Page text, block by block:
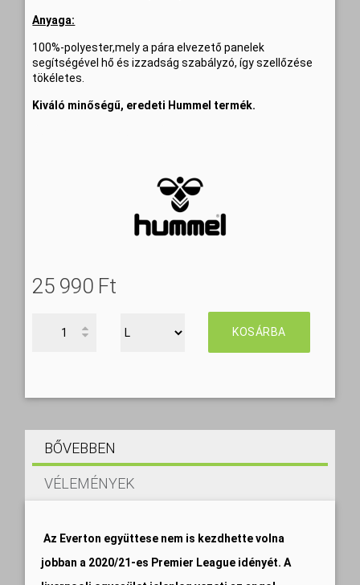
Anyaga:
100%-polyester,mely a pára elvezető panelek
segítségével hő és izzadság szabályzó, így szellőzése
tökéletes.
Kiváló minőségű, eredeti Hummel termék.
25 990 Ft‎
KOSÁRBA
BŐVEBBEN
VÉLEMÉNYEK
Az Everton együttese nem is kezdhette volna
jobban a 2020/21-es Premier League idényét. A